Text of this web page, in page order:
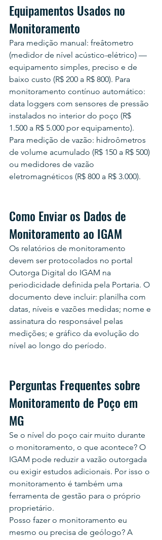
Equipamentos Usados no
Monitoramento
Para medição manual: freâtometro
(medidor de nível acústico-elétrico) —
equipamento simples, preciso e de
baixo custo (R$ 200 a R$ 800). Para
monitoramento contínuo automático:
data loggers com sensores de pressão
instalados no interior do poço (R$
1.500 a R$ 5.000 por equipamento).
Para medição de vazão: hidroômetros
de volume acumulado (R$ 150 a R$ 500)
ou medidores de vazão
eletromagnéticos (R$ 800 a R$ 3.000).
Como Enviar os Dados de
Monitoramento ao IGAM
Os relatórios de monitoramento
devem ser protocolados no portal
Outorga Digital do IGAM na
periodicidade definida pela Portaria. O
documento deve incluir: planilha com
datas, níveis e vazões medidas; nome e
assinatura do responsável pelas
medições; e gráfico da evolução do
nível ao longo do período.
Perguntas Frequentes sobre
Monitoramento de Poço em
MG
Se o nível do poço cair muito durante
o monitoramento, o que acontece? O
IGAM pode reduzir a vazão outorgada
ou exigir estudos adicionais. Por isso o
monitoramento é também uma
ferramenta de gestão para o próprio
proprietário.
Posso fazer o monitoramento eu
mesmo ou precisa de geólogo? A